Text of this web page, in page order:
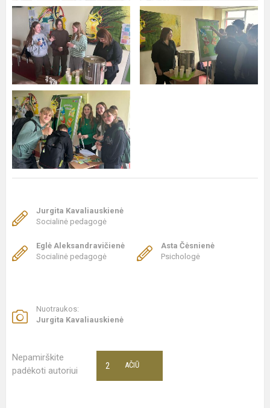
Jurgita Kavaliauskienė
Socialinė pedagogė
Eglė Aleksandravičienė
Socialinė pedagogė
Asta Čėsnienė
Psichologė
Nuotraukos:
Jurgita Kavaliauskienė
Nepamirškite
padėkoti autoriui
AČIŪ
2